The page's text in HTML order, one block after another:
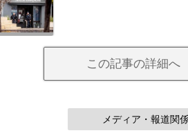
この記事の詳細へ
メディア・報道関